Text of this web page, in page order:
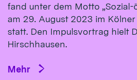
fand un­ter dem Mot­to „So­zial-
am 29. Au­gust 2023 im
statt. Den Impulsvortrag hielt
Hirsch­hausen.
Mehr